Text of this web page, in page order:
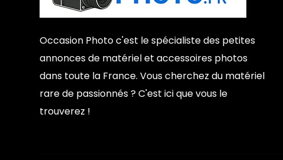
Occasion Photo c'est le spécialiste des petites
annonces de matériel et accessoires photos
dans toute la France. Vous cherchez du matériel
rare de passionnés ? C'est ici que vous le
trouverez !